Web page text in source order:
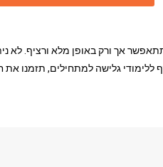
אך ורק באופן מלא ורציף. לא
גלישה למתחילים, תזמנו את חופשתכם ל-7